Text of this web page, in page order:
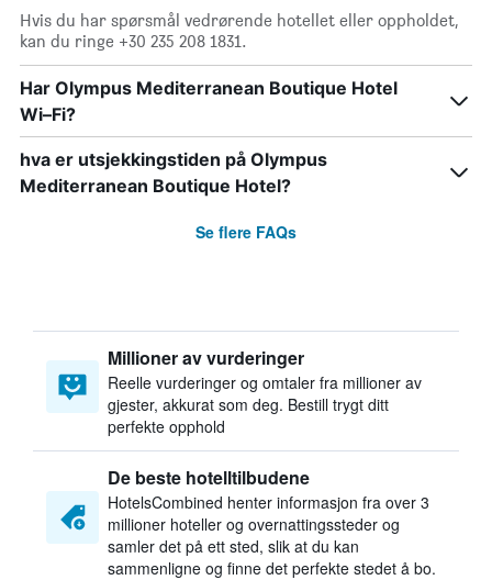
Hvis du har spørsmål vedrørende hotellet eller oppholdet,
kan du ringe +30 235 208 1831.
Har Olympus Mediterranean Boutique Hotel
Wi–Fi?
hva er utsjekkingstiden på Olympus
Mediterranean Boutique Hotel?
Se flere FAQs
Millioner av vurderinger
Reelle vurderinger og omtaler fra millioner av
gjester, akkurat som deg. Bestill trygt ditt
perfekte opphold
De beste hotelltilbudene
HotelsCombined henter informasjon fra over 3
millioner hoteller og overnattingssteder og
samler det på ett sted, slik at du kan
sammenligne og finne det perfekte stedet å bo.